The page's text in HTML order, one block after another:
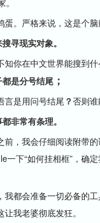
。严格来说，这是个脑
寻现实对象。
你在中文世界能搜到什
是分号结尾 ；
言是用问号结尾？否则
非常有条理。
，我会仔细阅读附带
一下“如何挂相框”，确
都会准备一切必备的工
我老婆彻底发狂。